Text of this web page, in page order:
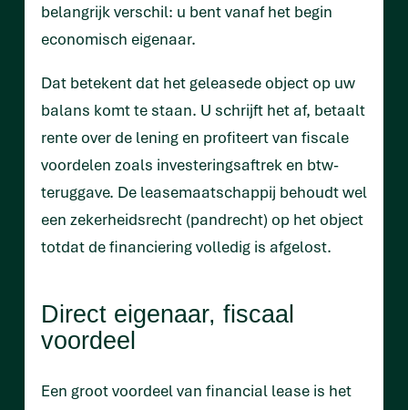
belangrijk verschil: u bent vanaf het begin
economisch eigenaar.
Dat betekent dat het geleasede object op uw
balans komt te staan. U schrijft het af, betaalt
rente over de lening en profiteert van fiscale
voordelen zoals investeringsaftrek en btw-
teruggave. De leasemaatschappij behoudt wel
een zekerheidsrecht (pandrecht) op het object
totdat de financiering volledig is afgelost.
Direct eigenaar, fiscaal
voordeel
Een groot voordeel van financial lease is het